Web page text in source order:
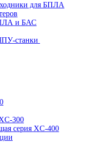
для БПЛА
и БАС
станки
300
серия XC-400